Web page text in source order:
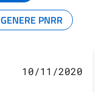
PNRR
10/11/2020